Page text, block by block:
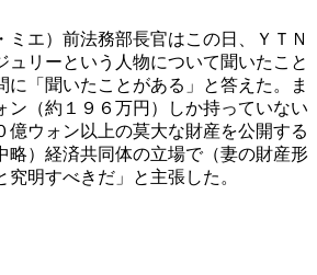
ミエ）前法務部長官はこの日、ＹＴＮ
ュリーという人物について聞いたこと
に「聞いたことがある」と答えた。ま
ン（約１９６万円）しか持っていない
億ウォン以上の莫大な財産を公開する
略）経済共同体の立場で（妻の財産形
究明すべきだ」と主張した。